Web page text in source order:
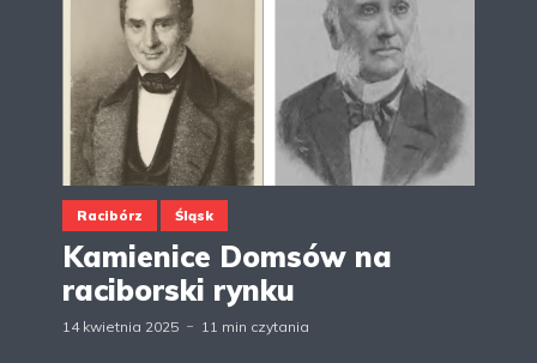
Racibórz Śląsk
Kamienice Domsów na
raciborski rynku
14 kwietnia 2025 11 min czytania